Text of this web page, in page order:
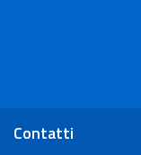
Contatti